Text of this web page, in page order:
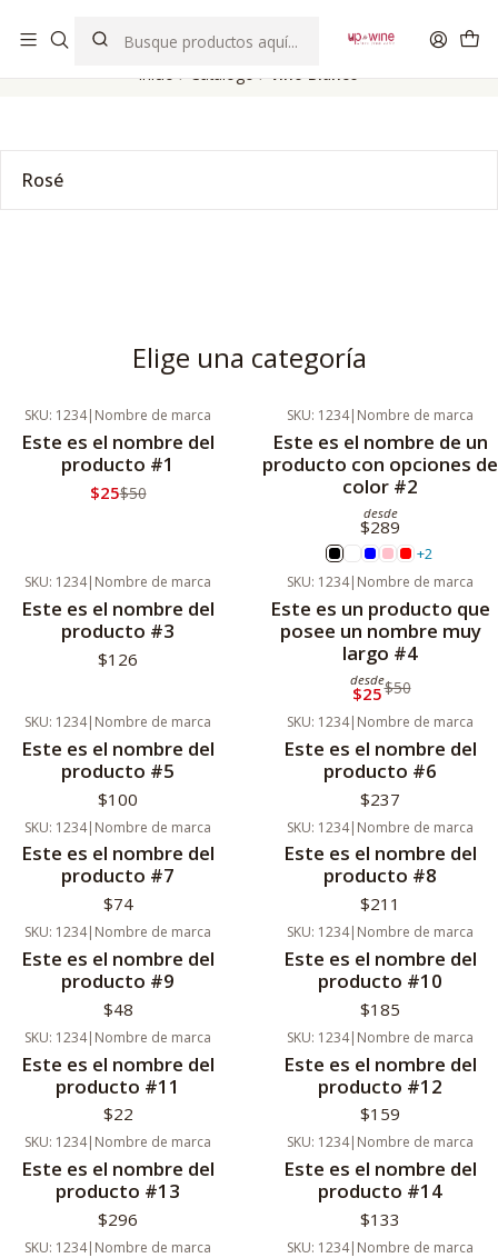
Inicio Catálogo Vino Blanco
Rosé
Elige una categoría
Nuevo
SKU: 1234| Nombre de marca
Este es el nombre del
producto #1
$25$50
SKU: 1234| Nombre de marca
Este es el nombre de un
producto con opciones de
color #2
desde
$289
+2
Agotado
SKU: 1234| Nombre de marca
Este es el nombre del
producto #3
$126
SKU: 1234| Nombre de marca
Este es un producto que
posee un nombre muy
largo #4
desde
$25$50
SKU: 1234| Nombre de marca
Este es el nombre del
producto #5
$100
SKU: 1234| Nombre de marca
Este es el nombre del
producto #6
$237
Nuevo
SKU: 1234| Nombre de marca
Este es el nombre del
producto #7
$74
Nuevo
SKU: 1234| Nombre de marca
Este es el nombre del
producto #8
$211
SKU: 1234| Nombre de marca
Este es el nombre del
producto #9
$48
SKU: 1234| Nombre de marca
Este es el nombre del
producto #10
$185
SKU: 1234| Nombre de marca
Este es el nombre del
producto #11
$22
SKU: 1234| Nombre de marca
Este es el nombre del
producto #12
$159
SKU: 1234| Nombre de marca
Este es el nombre del
producto #13
$296
SKU: 1234| Nombre de marca
Este es el nombre del
producto #14
$133
SKU: 1234| Nombre de marca SKU: 1234| Nombre de marca